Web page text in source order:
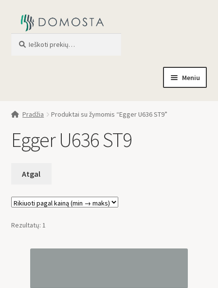
Meniu
Apie mus
Profilis
Pradžia Produktai su žymomis “Egger U636 ST9”
Egger U636 ST9
Rezultatų: 1